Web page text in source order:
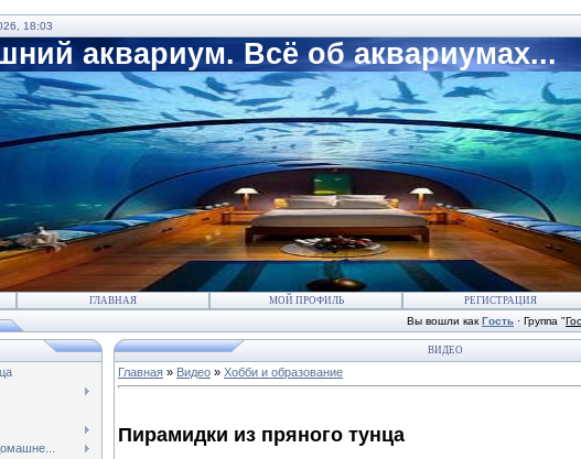
18:03
аквариум. Всё об аквариумах...
ГЛАВНАЯ МОЙ ПРОФИЛЬ РЕГИСТРАЦИЯ
Вы вошли как Гость · Группа "
ВИДЕО
Главная » Видео » Хобби и образование
Пирамидки из пряного тунца